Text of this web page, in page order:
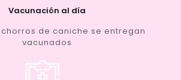
Vacunación al día
de caniche se entregan
vacunados